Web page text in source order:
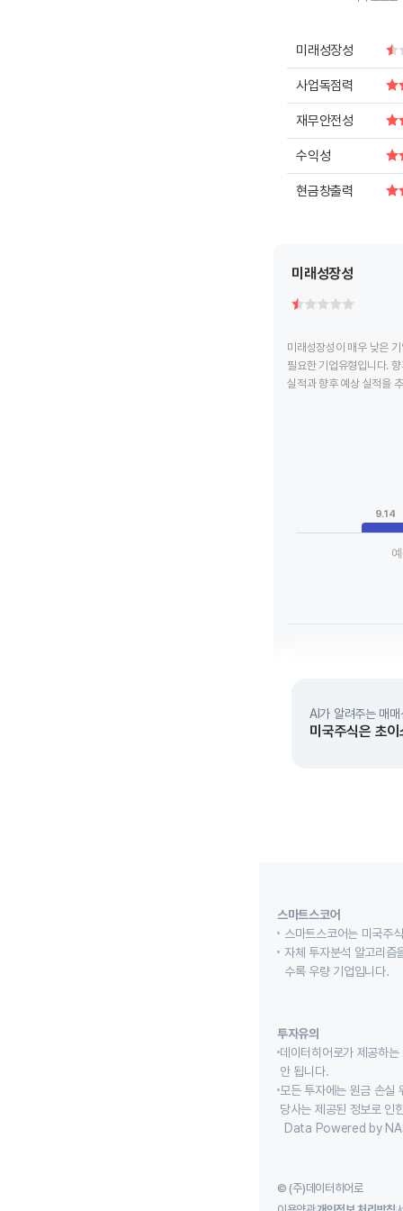
미래성장성
사업독점력
재무안전성
수익성
현금창출력
미래성장성
미래성장성이 매우 낮은
필요한 기업유형입니다.
실적과 향후 예상 실적을
9.14
AI가 알려주는 매매
미국주식은 초
스마트스코어
스마트스코어는 미국주
자체 투자분석 알고리즘
수록 우량 기업입니다.
투자유의
데이터히어로가 제공하
안 됩니다.
모든 투자에는 원금 손실
당사는 제공된 정보로 인
Data Powered by
© (주)데이터히어로